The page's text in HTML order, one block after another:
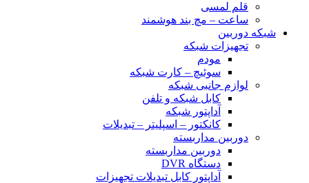
قلم لمسی
ساعت – مچ بند هوشمند
شبکه دوربین
تجهیزات شبکه
مودم
سوئیچ – کارت شبکه
لوازم جانبی شبکه
کابل شبکه و تلفن
آداپتور شبکه
کانکتور – اسپلیتر – تبدیلات
دوربین مداربسته
دوربین مداربسته
دستگاه DVR
آداپتور کابل تبدیلات تجهیزات